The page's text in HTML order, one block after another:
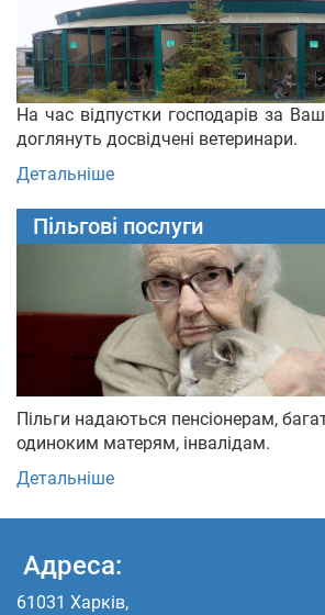
На час відпустки господарів за
доглянуть досвідчені ветеринари.
Детальніше
Пільгові послуги
Пільги надаються пенсіонерам,
одиноким матерям, інвалідам.
Детальніше
Адреса:
61031 Харків,